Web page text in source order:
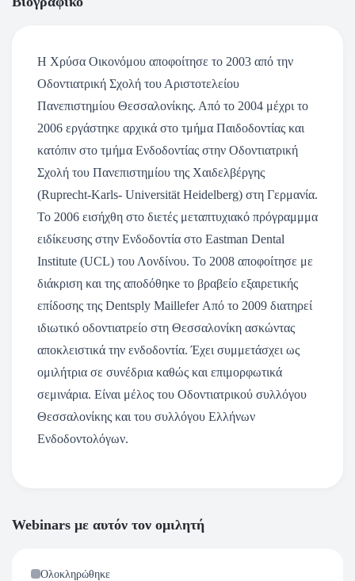
Η Χρύσα Οικονόμου αποφοίτησε το 2003 από την
Οδοντιατρική Σχολή του Αριστοτελείου
Πανεπιστημίου Θεσσαλονίκης. Από το 2004 μέχρι το
2006 εργάστηκε αρχικά στο τμήμα Παιδοδοντίας και
κατόπιν στο τμήμα Ενδοδοντίας στην Οδοντιατρική
Σχολή του Πανεπιστημίου της Χαιδελβέργης
(Ruprecht-Karls- Universität Heidelberg) στη Γερμανία.
To 2006 εισήχθη στο διετές μεταπτυχιακό πρόγραμμμα
ειδίκευσης στην Ενδοδοντία στο Eastman Dental
Institute (UCL) του Λονδίνου. Το 2008 αποφοίτησε με
διάκριση και της απoδόθηκe το βραβείο εξαιρετικής
επίδοσης της Dentsply Maillefer Από το 2009 διατηρεί
ιδιωτικό οδοντιατρείο στη Θεσσαλονίκη ασκώντας
αποκλειστικά την ενδοδοντία. Έχει συμμετάσχει ως
ομιλήτρια σε συνέδρια καθώς και επιμορφωτικά
σεμινάρια. Είναι μέλος του Οδοντιατρικού συλλόγου
Θεσσαλονίκης και του συλλόγου Ελλήνων
Ενδοδοντολόγων.
Webinars με αυτόν τον ομιλητή
Ολοκληρώθηκε